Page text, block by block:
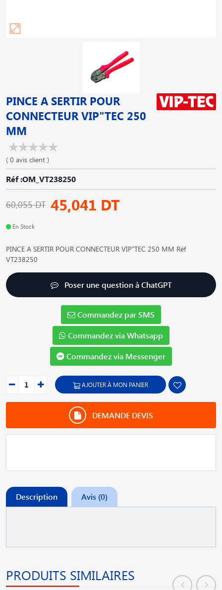
PINCE A SERTIR POUR
CONNECTEUR VIP"TEC 250
MM
( 0 avis client )
Réf :OM_VT238250
60,055 DT 45,041 DT
En Stock
PINCE A SERTIR POUR CONNECTEUR VIP"TEC 250 MM Réf
VT238250
Poser une question à ChatGPT
Commandez par SMS
Commandez via Whatsapp
Commandez via Messenger
AJOUTER À MON PANIER
DEMANDE DEVIS
Description Avis (0)
PRODUITS SIMILAIRES